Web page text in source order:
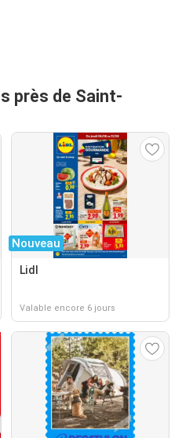
près de Saint-
Nouveau
Lidl
Valable encore 6 jours